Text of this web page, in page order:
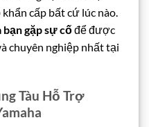
cấp bất cứ lúc nào.
bạn gặp sự cốđể được
chuyên nghiệp nhất tại
Tàu Hỗ Trợ